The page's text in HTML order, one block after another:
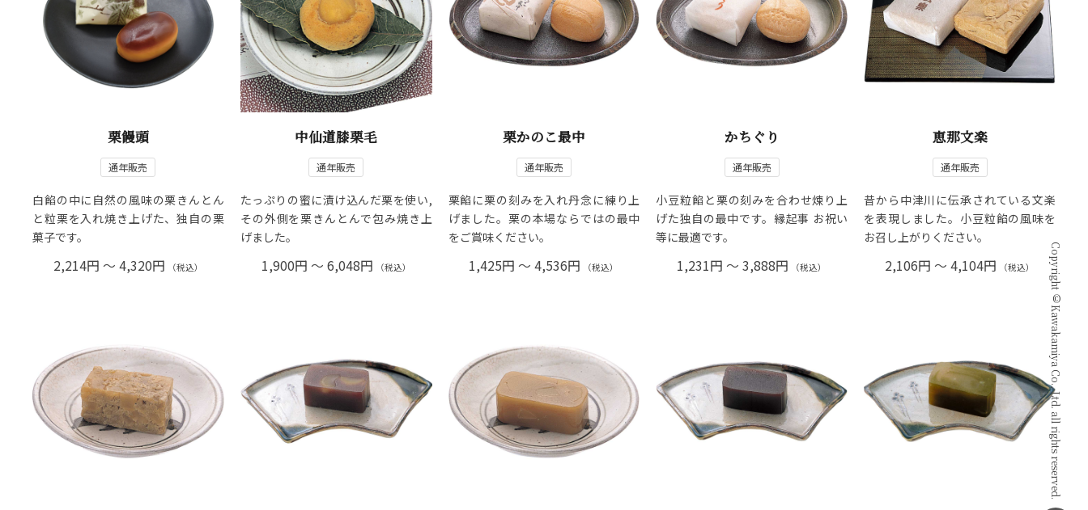
栗饅頭
通年販売
白餡の中に自然の風味の栗きんとん
と粒栗を入れ焼き上げた、独自の栗
菓子です。
2,214円 ～ 4,320円 （税込）
中仙道膝栗毛
通年販売
たっぷりの蜜に漬け込んだ栗を使い,
その外側を栗きんとんで包み焼き上
げました。
1,900円 ～ 6,048円 （税込）
栗かのこ最中
通年販売
栗餡に栗の刻みを入れ丹念に練り上
げました。栗の本場ならではの最中
をご賞味ください。
1,425円 ～ 4,536円 （税込）
かちぐり
通年販売
小豆粒餡と栗の刻みを合わせ煉り上
げた独自の最中です。縁起事 お祝い
等に最適です。
1,231円 ～ 3,888円 （税込）
恵那文楽
通年販売
昔から中津川に伝承されている文楽
を表現しました。小豆粒餡の風味を
お召し上がりください。
2,106円 ～ 4,104円 （税込） Copyright © Kawakamiya Co., Ltd. all rights reserved.